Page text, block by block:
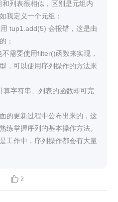
我定义一个元组：
tup1.add(5) 会报错，这是由
；
，可以使用序列操作的方法来
的更新过程中公布出来的，这
练掌握序列的基本操作方法。
工作中，序列操作都会有大量
 2